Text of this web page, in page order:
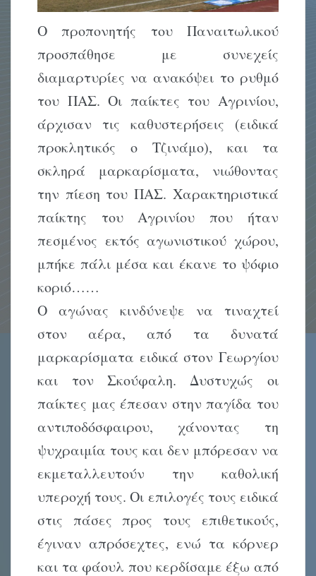
Ο προπονητής του Παναιτωλικού
προσπάθησε με συνεχείς
διαμαρτυρίες να ανακόψει το ρυθμό
του ΠΑΣ. Οι παίκτες του Αγρινίου,
άρχισαν τις καθυστερήσεις (ειδικά
προκλητικός ο Τζινάμο), και τα
σκληρά μαρκαρίσματα, νιώθοντας
την πίεση του ΠΑΣ. Χαρακτηριστικά
παίκτης του Αγρινίου που ήταν
πεσμένος εκτός αγωνιστικού χώρου,
μπήκε πάλι μέσα και έκανε το ψόφιο
κοριό……
Ο αγώνας κινδύνεψε να τιναχτεί
στον αέρα, από τα δυνατά
μαρκαρίσματα ειδικά στον Γεωργίου
και τον Σκούφαλη. Δυστυχώς οι
παίκτες μας έπεσαν στην παγίδα του
αντιποδόσφαιρου, χάνοντας τη
ψυχραιμία τους και δεν μπόρεσαν να
εκμεταλλευτούν την καθολική
υπεροχή τους. Οι επιλογές τους ειδικά
στις πάσες προς τους επιθετικούς,
έγιναν απρόσεχτες, ενώ τα κόρνερ
και τα φάουλ που κερδίσαμε έξω από